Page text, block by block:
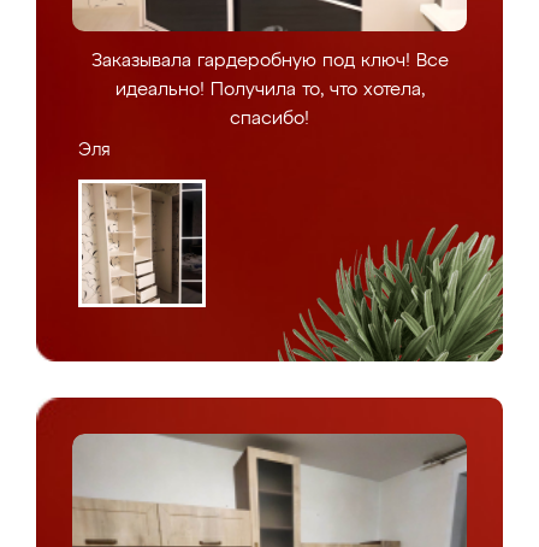
Заказывала гардеробную под ключ! Все
идеально! Получила то, что хотела,
спасибо!
Эля